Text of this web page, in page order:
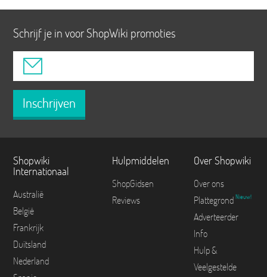
Schrijf je in voor ShopWiki promoties
Inschrijven
Shopwiki
Internationaal
Australië
België
Frankrijk
Duitsland
Nederland
Hulpmiddelen
ShopGidsen
Reviews
Over Shopwiki
Over ons
Plattegrond Nieuw!
Adverteerder
Info
Hulp &
Veelgestelde